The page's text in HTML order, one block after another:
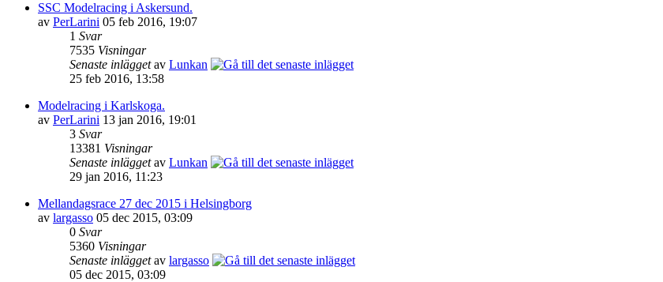
SSC Modelracing i Askersund.
av PerLarini 05 feb 2016, 19:07
1 Svar
7535 Visningar
Senaste inläggetav Lunkan
25 feb 2016, 13:58
Modelracing i Karlskoga.
av PerLarini 13 jan 2016, 19:01
3 Svar
13381 Visningar
Senaste inläggetav Lunkan
29 jan 2016, 11:23
Mellandagsrace 27 dec 2015 i Helsingborg
av largasso 05 dec 2015, 03:09
0 Svar
5360 Visningar
Senaste inläggetav largasso
05 dec 2015, 03:09